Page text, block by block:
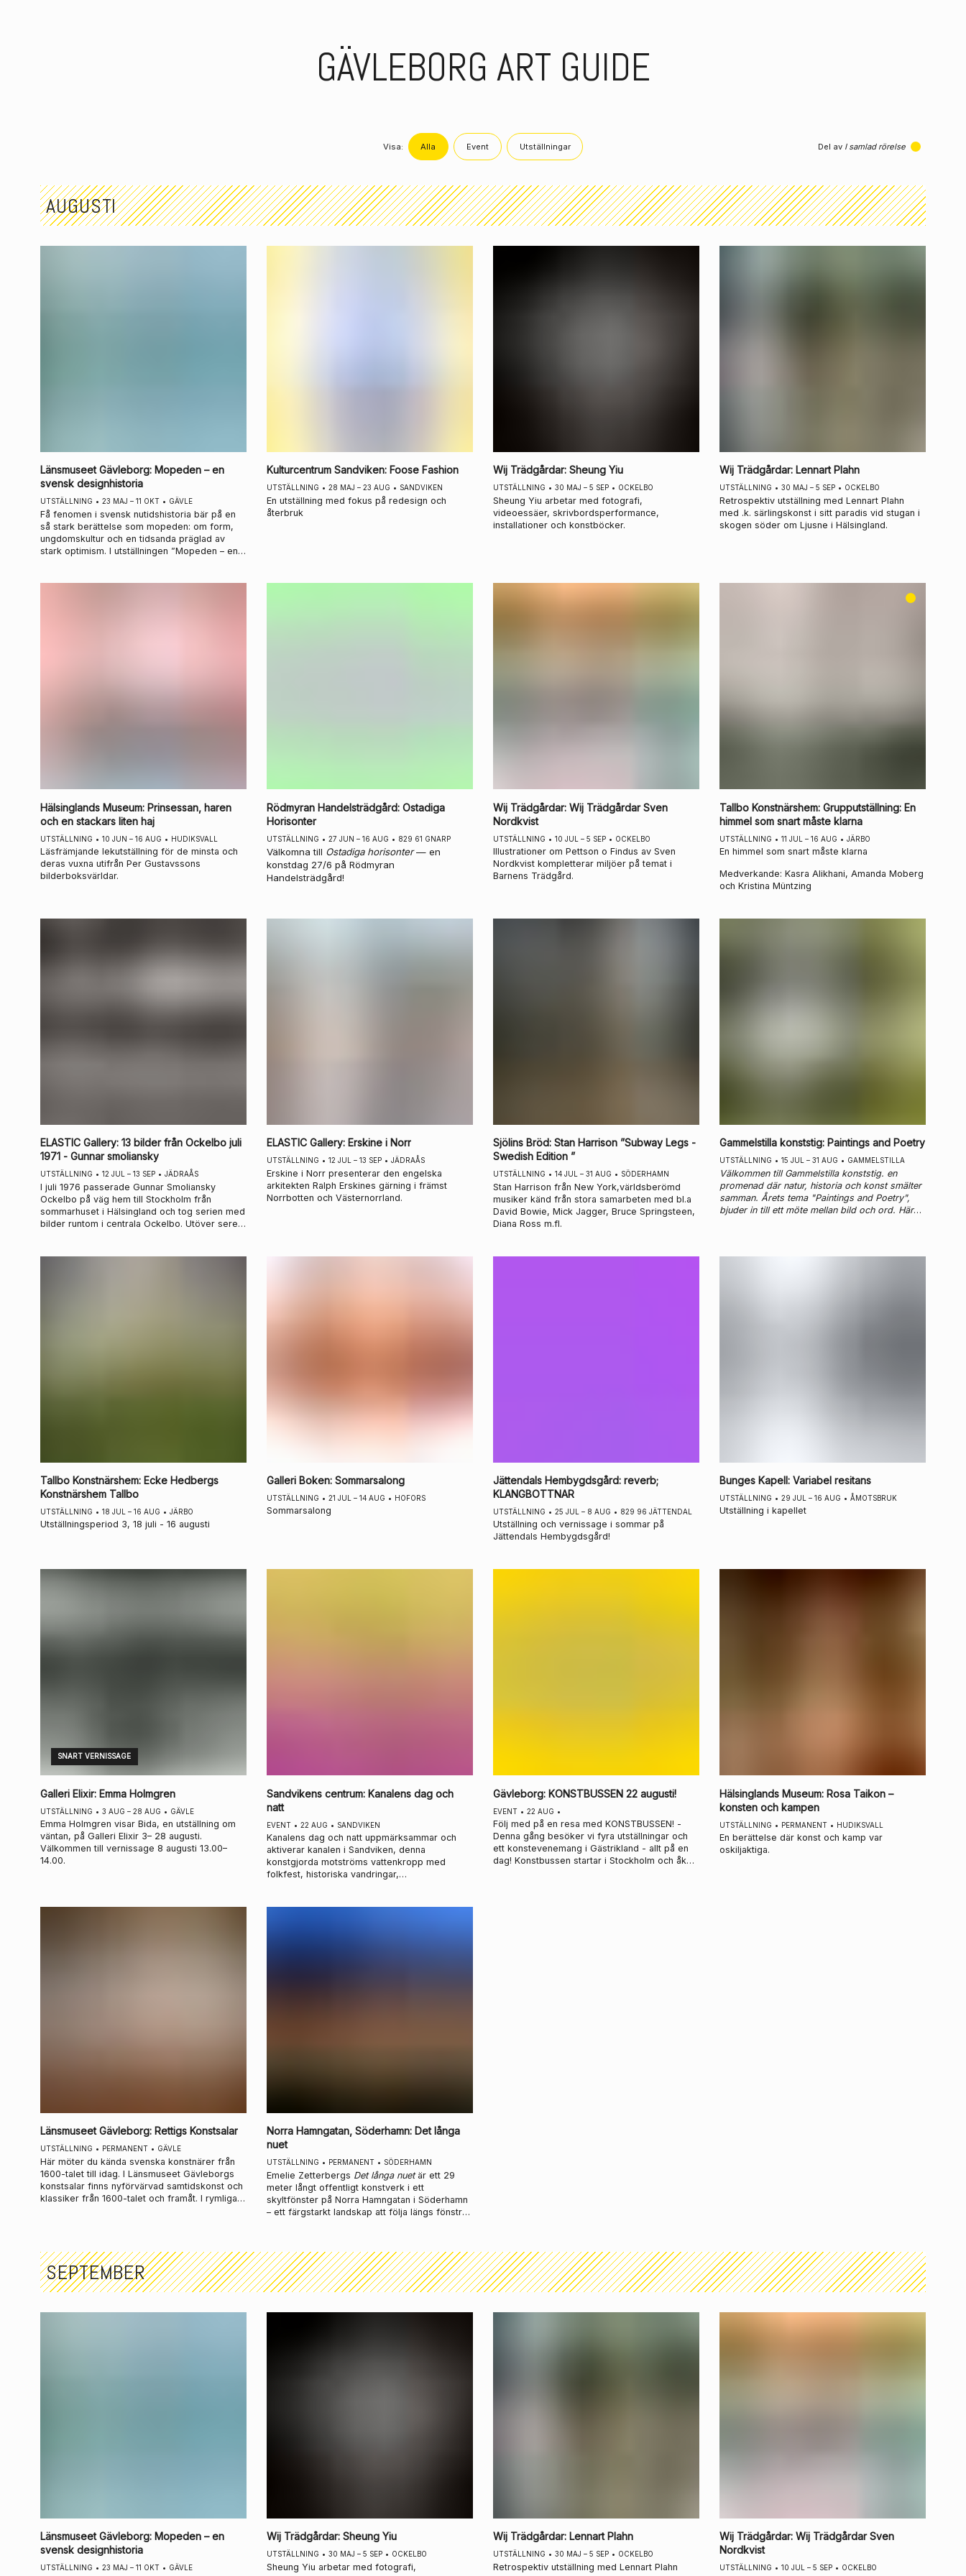
GÄVLEBORG ART GUIDE
Visa: Alla Event Utställningar Del av I samlad rörelse
AUGUSTI
Länsmuseet Gävleborg: Mopeden – en
svensk designhistoria
UTSTÄLLNING • 23 MAJ – 11 OKT • GÄVLE
Få fenomen i svensk nutidshistoria bär på en
så stark berättelse som mopeden: om form,
ungdomskultur och en tidsanda präglad av
stark optimism. I utställningen ”Mopeden – en
Kulturcentrum Sandviken: Foose Fashion
UTSTÄLLNING • 28 MAJ – 23 AUG • SANDVIKEN
En utställning med fokus på redesign och
återbruk
Wij Trädgårdar: Sheung Yiu
UTSTÄLLNING • 30 MAJ – 5 SEP • OCKELBO
Sheung Yiu arbetar med fotografi,
videoessäer, skrivbordsperformance,
installationer och konstböcker.
Wij Trädgårdar: Lennart Plahn
UTSTÄLLNING • 30 MAJ – 5 SEP • OCKELBO
Retrospektiv utställning med Lennart Plahn
med .k. särlingskonst i sitt paradis vid stugan i
skogen söder om Ljusne i Hälsingland.
Hälsinglands Museum: Prinsessan, haren
och en stackars liten haj
UTSTÄLLNING • 10 JUN – 16 AUG • HUDIKSVALL
Läsfrämjande lekutställning för de minsta och
deras vuxna utifrån Per Gustavssons
bilderboksvärldar.
Rödmyran Handelsträdgård: Ostadiga
Horisonter
UTSTÄLLNING • 27 JUN – 16 AUG • 829 61 GNARP
Välkomna till Ostadiga horisonter— en
konstdag 27/6 på Rödmyran
Handelsträdgård!
Wij Trädgårdar: Wij Trädgårdar Sven
Nordkvist
UTSTÄLLNING • 10 JUL – 5 SEP • OCKELBO
Illustrationer om Pettson o Findus av Sven
Nordkvist kompletterar miljöer på temat i
Barnens Trädgård.
Tallbo Konstnärshem: Grupputställning: En
himmel som snart måste klarna
UTSTÄLLNING • 11 JUL – 16 AUG • JÄRBO
En himmel som snart måste klarna
Medverkande: Kasra Alikhani, Amanda Moberg
och Kristina Müntzing
ELASTIC Gallery: 13 bilder från Ockelbo juli
1971 - Gunnar smoliansky
UTSTÄLLNING • 12 JUL – 13 SEP • JÄDRAÅS
I juli 1976 passerade Gunnar Smoliansky
Ockelbo på väg hem till Stockholm från
sommarhuset i Hälsingland och tog serien med
bilder runtom i centrala Ockelbo. Utöver seren
ELASTIC Gallery: Erskine i Norr
UTSTÄLLNING • 12 JUL – 13 SEP • JÄDRAÅS
Erskine i Norr presenterar den engelska
arkitekten Ralph Erskines gärning i främst
Norrbotten och Västernorrland.
Sjölins Bröd: Stan Harrison ”Subway Legs -
Swedish Edition ”
UTSTÄLLNING • 14 JUL – 31 AUG • SÖDERHAMN
Stan Harrison från New York,världsberömd
musiker känd från stora samarbeten med bl.a
David Bowie, Mick Jagger, Bruce Springsteen,
Diana Ross m.fl.
Gammelstilla konststig: Paintings and Poetry
UTSTÄLLNING • 15 JUL – 31 AUG • GAMMELSTILLA
Välkommen till Gammelstilla konststig. en
promenad där natur, historia och konst smälter
samman. Årets tema "Paintings and Poetry",
bjuder in till ett möte mellan bild och ord. Här
Tallbo Konstnärshem: Ecke Hedbergs
Konstnärshem Tallbo
UTSTÄLLNING • 18 JUL – 16 AUG • JÄRBO
Utställningsperiod 3, 18 juli - 16 augusti
Galleri Boken: Sommarsalong
UTSTÄLLNING • 21 JUL – 14 AUG • HOFORS
Sommarsalong
Jättendals Hembygdsgård: reverb;
KLANGBOTTNAR
UTSTÄLLNING • 25 JUL – 8 AUG • 829 96 JÄTTENDAL
Utställning och vernissage i sommar på
Jättendals Hembygdsgård!
Bunges Kapell: Variabel resitans
UTSTÄLLNING • 29 JUL – 16 AUG • ÅMOTSBRUK
Utställning i kapellet
SNART VERNISSAGE
Galleri Elixir: Emma Holmgren
UTSTÄLLNING • 3 AUG – 28 AUG • GÄVLE
Emma Holmgren visar Bida, en utställning om
väntan, på Galleri Elixir 3– 28 augusti.
Välkommen till vernissage 8 augusti 13.00–
14.00.
Sandvikens centrum: Kanalens dag och
natt
EVENT • 22 AUG • SANDVIKEN
Kanalens dag och natt uppmärksammar och
aktiverar kanalen i Sandviken, denna
konstgjorda motströms vattenkropp med
folkfest, historiska vandringar,
Gävleborg: KONSTBUSSEN 22 augusti!
EVENT • 22 AUG •
Följ med på en resa med KONSTBUSSEN! -
Denna gång besöker vi fyra utställningar och
ett konstevenemang i Gästrikland - allt på en
dag! Konstbussen startar i Stockholm och åker
Hälsinglands Museum: Rosa Taikon –
konsten och kampen
UTSTÄLLNING • PERMANENT • HUDIKSVALL
En berättelse där konst och kamp var
oskiljaktiga.
Länsmuseet Gävleborg: Rettigs Konstsalar
UTSTÄLLNING • PERMANENT • GÄVLE
Här möter du kända svenska konstnärer från
1600-talet till idag. I Länsmuseet Gävleborgs
konstsalar finns nyförvärvad samtidskonst och
klassiker från 1600-talet och framåt. I rymliga,
Norra Hamngatan, Söderhamn: Det långa
nuet
UTSTÄLLNING • PERMANENT • SÖDERHAMN
Emelie Zetterbergs Det långa nuetär ett 29
meter långt offentligt konstverk i ett
skyltfönster på Norra Hamngatan i Söderhamn
– ett färgstarkt landskap att följa längs fönstret
SEPTEMBER
Länsmuseet Gävleborg: Mopeden – en
svensk designhistoria
UTSTÄLLNING • 23 MAJ – 11 OKT • GÄVLE
Wij Trädgårdar: Sheung Yiu
UTSTÄLLNING • 30 MAJ – 5 SEP • OCKELBO
Sheung Yiu arbetar med fotografi,
Wij Trädgårdar: Lennart Plahn
UTSTÄLLNING • 30 MAJ – 5 SEP • OCKELBO
Retrospektiv utställning med Lennart Plahn
Wij Trädgårdar: Wij Trädgårdar Sven
Nordkvist
UTSTÄLLNING • 10 JUL – 5 SEP • OCKELBO